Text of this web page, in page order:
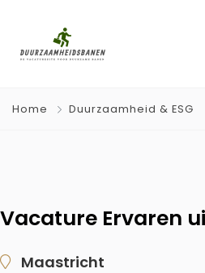
Home Duurzaamheid & ESG
Vacature Ervaren
Maastricht